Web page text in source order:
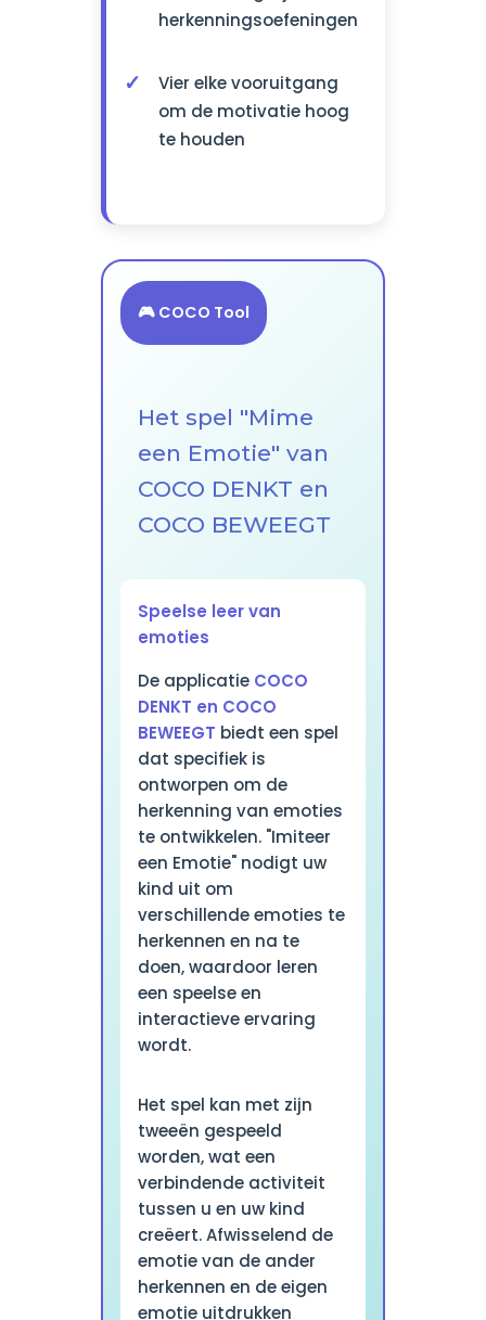
herkenningsoefeningen
Vier elke vooruitgang
om de motivatie hoog
te houden
🎮 COCO Tool
Het spel "Mime
een Emotie" van
COCO DENKT en
COCO BEWEEGT
Speelse leer van
emoties
De applicatie COCO
DENKT en COCO
BEWEEGT biedt een spel
dat specifiek is
ontworpen om de
herkenning van emoties
te ontwikkelen. "Imiteer
een Emotie" nodigt uw
kind uit om
verschillende emoties te
herkennen en na te
doen, waardoor leren
een speelse en
interactieve ervaring
wordt.
Het spel kan met zijn
tweeën gespeeld
worden, wat een
verbindende activiteit
tussen u en uw kind
creëert. Afwisselend de
emotie van de ander
herkennen en de eigen
emotie uitdrukken